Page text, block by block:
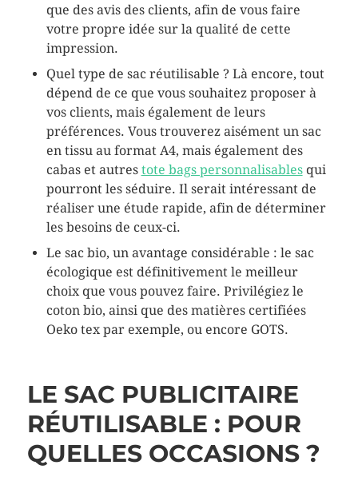
que des avis des clients, afin de vous faire
votre propre idée sur la qualité de cette
impression.
Quel type de sac réutilisable ? Là encore, tout
dépend de ce que vous souhaitez proposer à
vos clients, mais également de leurs
préférences. Vous trouverez aisément un sac
en tissu au format A4, mais également des
cabas et autres tote bags personnalisablesqui
pourront les séduire. Il serait intéressant de
réaliser une étude rapide, afin de déterminer
les besoins de ceux-ci.
Le sac bio, un avantage considérable : le sac
écologique est définitivement le meilleur
choix que vous pouvez faire. Privilégiez le
coton bio, ainsi que des matières certifiées
Oeko tex par exemple, ou encore GOTS.
LE SAC PUBLICITAIRE
RÉUTILISABLE : POUR
QUELLES OCCASIONS ?